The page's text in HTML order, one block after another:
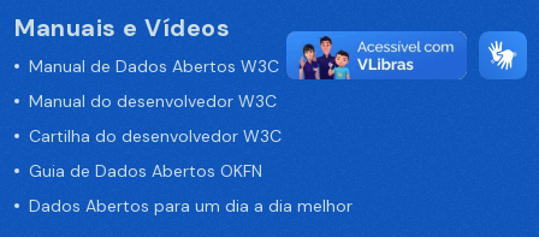
Manuais e Vídeos
Manual de Dados Abertos W3C
Manual do desenvolvedor W3C
Cartilha do desenvolvedor W3C
Guia de Dados Abertos OKFN
Dados Abertos para um dia a dia melhor